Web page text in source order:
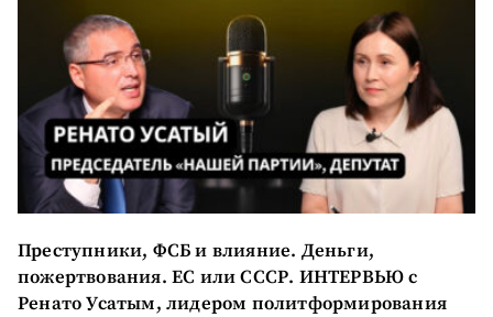
Преступники, ФСБ и влияние. Деньги,
пожертвования. ЕС или СССР. ИНТЕРВЬЮ с
Ренато Усатым, лидером политформирования